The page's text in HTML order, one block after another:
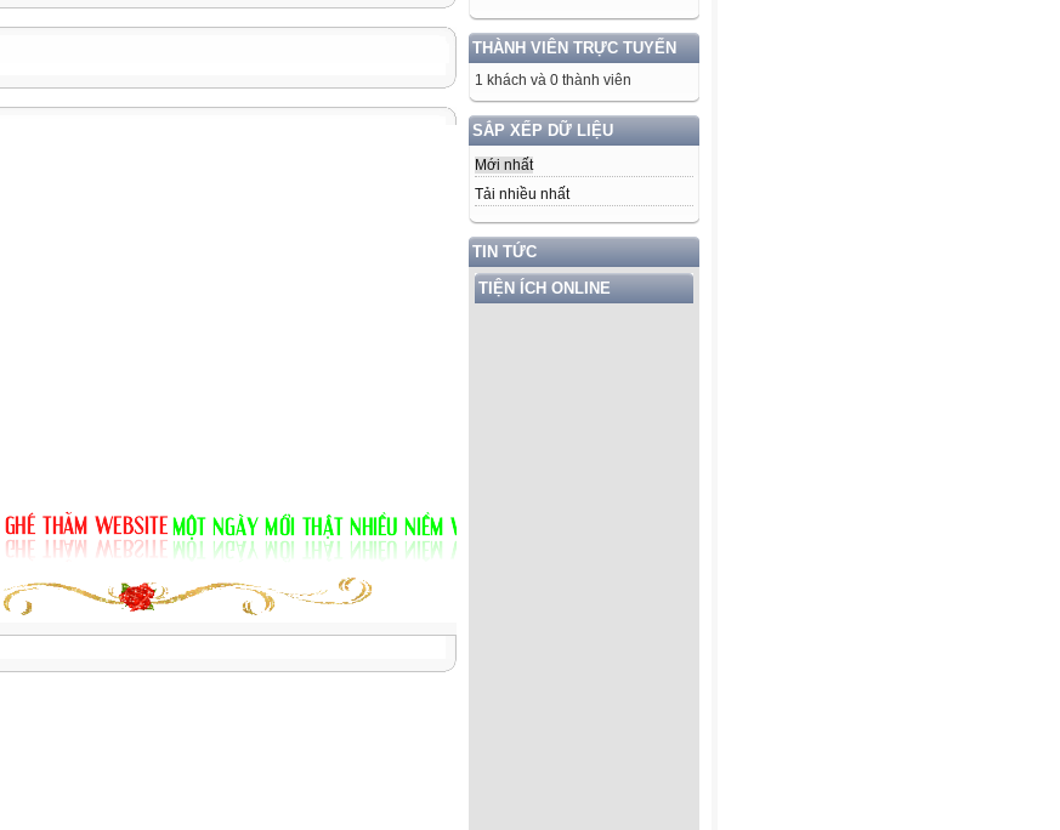
THÀNH VIÊN TRỰC TUYẾN
1 khách và 0 thành viên
SẮP XẾP DỮ LIỆU
Mới nhất
Tải nhiều nhất
TIN TỨC
TIỆN ÍCH ONLINE